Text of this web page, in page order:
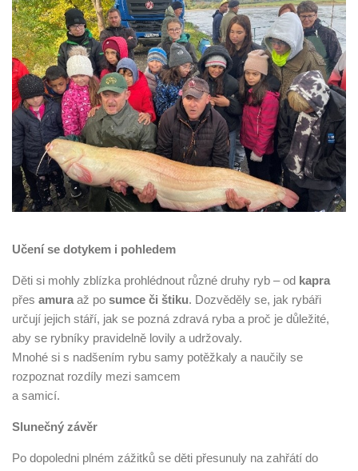
Učení se dotykem i pohledem
Děti si mohly zblízka prohlédnout různé druhy ryb – od kapra
přes amura až po sumce či štiku. Dozvěděly se, jak rybáři
určují jejich stáří, jak se pozná zdravá ryba a proč je důležité,
aby se rybníky pravidelně lovily a udržovaly.
Mnohé si s nadšením rybu samy potěžkaly a naučily se
rozpoznat rozdíly mezi samcem
a samicí.
Slunečný závěr
Po dopoledni plném zážitků se děti přesunuly na zahřátí do